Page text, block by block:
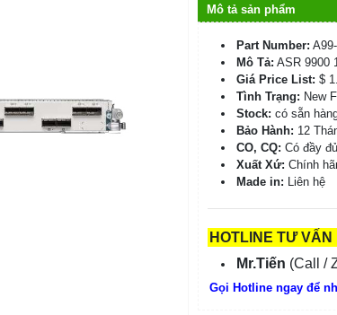
Mô tả sản phẩm
Part Number:
Mô Tả: ASR 9900
Giá Price List: $
Tình Trạng: New
Stock: có sẵn
Bảo Hành: 12
CO, CQ:Có đầy đủ
Xuất Xứ: Chính
Made in: Liên hệ
HOTLINE TƯ
Mr.Tiến (Call /
Gọi Hotline ngay để